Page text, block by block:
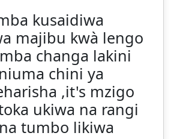
kusaidiwa
majibu kwà lengo
changa lakini
chini ya
,it's mzigo
ukiwa na rangi
tumbo likiwa